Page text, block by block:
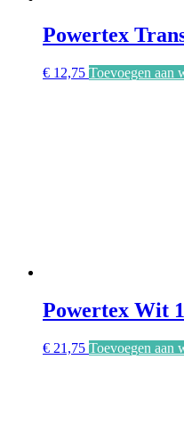
Powertex
€ 12,75 Toevoegen aan
Powertex Wit
€ 21,75 Toevoegen aan